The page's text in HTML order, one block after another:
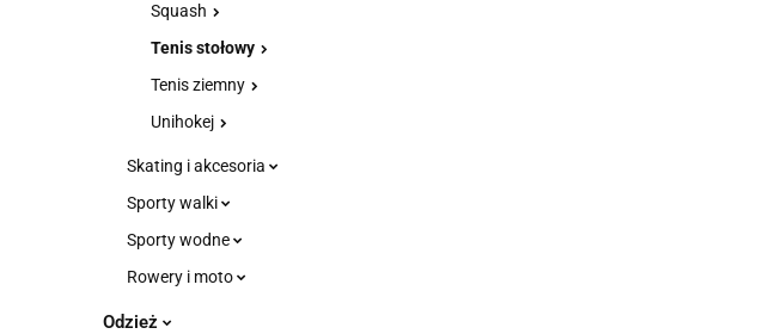
Squash
Tenis stołowy
Tenis ziemny
Unihokej
Skating i akcesoria
Sporty walki
Sporty wodne
Rowery i moto
Odzież